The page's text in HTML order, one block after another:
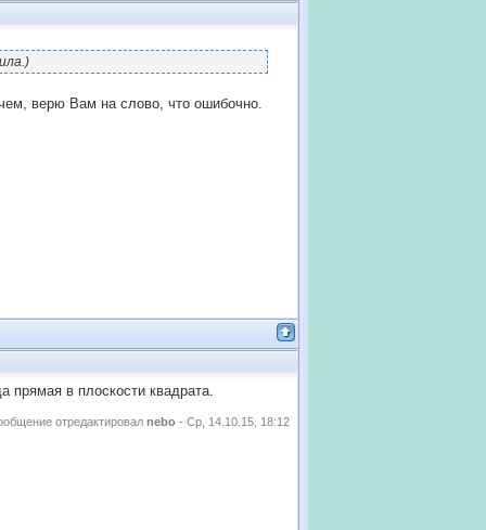
верю Вам на слово, что ошибочно.
прямая в плоскости квадрата.
отредактировал nebo - Ср, 14.10.15, 18:12